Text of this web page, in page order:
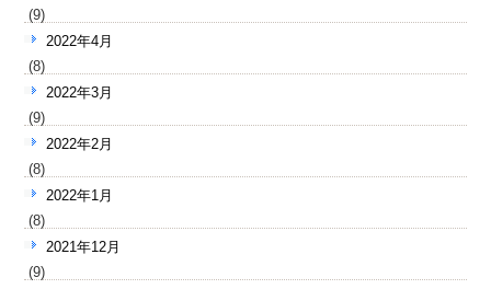
(9)
2022年4月
(8)
2022年3月
(9)
2022年2月
(8)
2022年1月
(8)
2021年12月
(9)